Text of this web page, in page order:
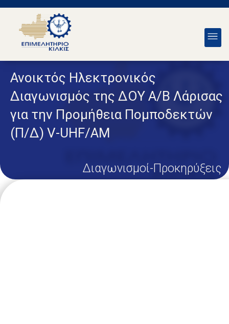
Ανοικτός Ηλεκτρονικός
Διαγωνισμός της ΔΟΥ Α/Β Λάρισας
για την Προμήθεια Πομποδεκτών
(Π/Δ) V-UHF/AM
Διαγωνισμοί-Προκηρύξεις